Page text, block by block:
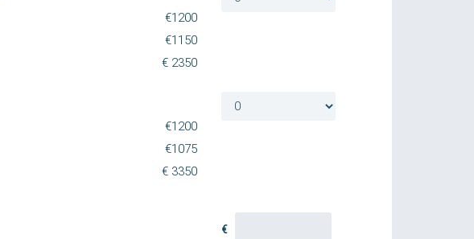
€1200
€1150
€ 2350
€1200
€1075
€ 3350
€